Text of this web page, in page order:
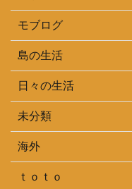
モブログ
島の生活
日々の生活
未分類
海外
ｔｏｔｏ